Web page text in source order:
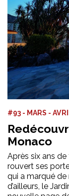
#93 - MARS -
Monaco
Après six ans
rouvert ses
qui a marqué de
d’ailleurs, le